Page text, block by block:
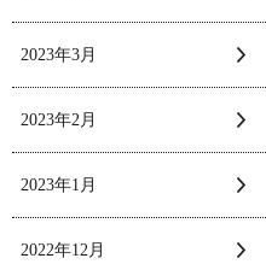
2023年3月
2023年2月
2023年1月
2022年12月